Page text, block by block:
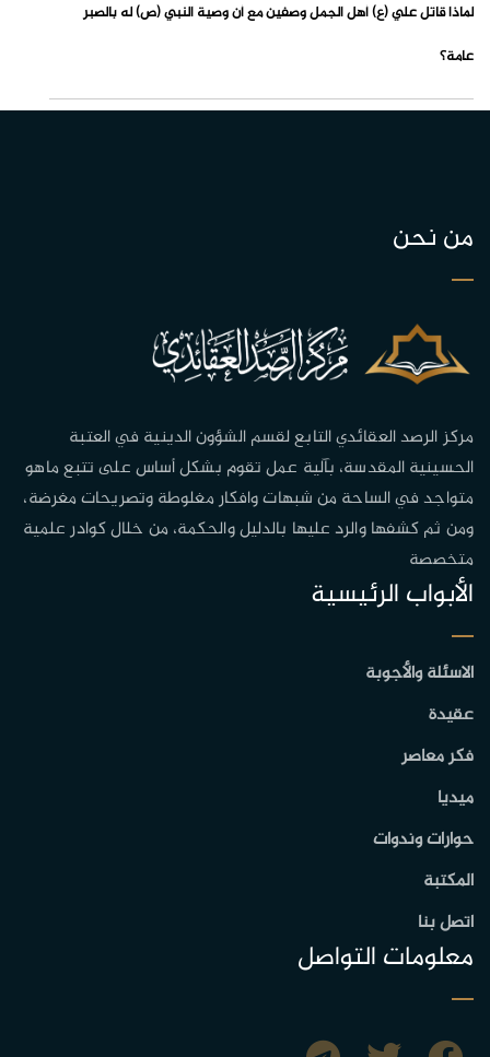
لماذا قاتل علي (ع) أهل الجمل وصفين مع أن وصية النبي (ص) له بالصبر
عامة؟
من نحن
مركز الرصد العقائدي التابع لقسم الشؤون الدينية في العتبة
الحسينية المقدسة، بآلية عمل تقوم بشكل أساس على تتبع ماهو
متواجد في الساحة من شبهات وافكار مغلوطة وتصريحات مغرضة،
ومن ثم كشفها والرد عليها بالدليل والحكمة، من خلال كوادر علمية
متخصصة
الأبواب الرئيسية
الاسئلة والأجوبة
عقيدة
فكر معاصر
ميديا
حوارات وندوات
المكتبة
اتصل بنا
معلومات التواصل